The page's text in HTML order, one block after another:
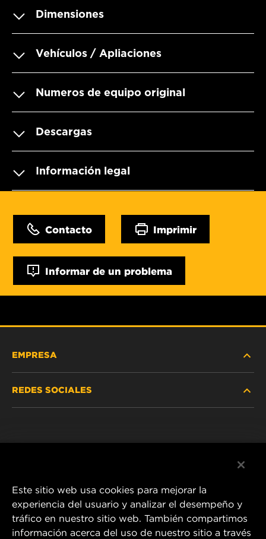
Dimensiones
Vehículos / Apliaciones
Numeros de equipo original
Descargas
Información legal
Contacto Imprimir
Informar de un problema
EMPRESA
REDES SOCIALES
1 Wix Way
Este sitio web usa cookies para mejorar la
experiencia del usuario y analizar el desempeño y
tráfico en nuestro sitio web. También compartimos
información acerca del uso de nuestro sitio a través